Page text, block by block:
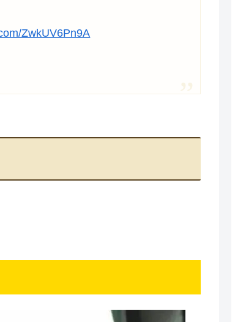
ZwkUV6Pn9A